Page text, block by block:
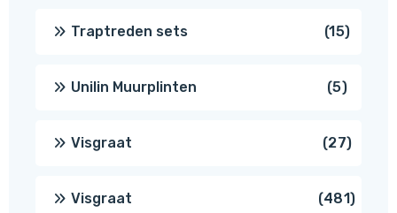
Traptreden sets 1515
Unilin Muurplinten 55
Visgraat 2727
Visgraat 481481